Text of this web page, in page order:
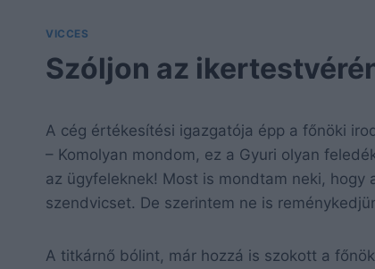
VICCES
Szóljon az
A cég értékesítési igazgatója épp a főnöki
– Komolyan mondom, ez a Gyuri olyan
az ügyfeleknek! Most is mondtam neki,
szendvicset. De szerintem ne is
A titkárnő bólint, már hozzá is szokott a